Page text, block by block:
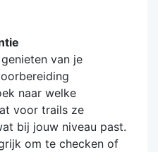
van je
naar welke
voor trails ze
bij jouw niveau past.
om te checken of